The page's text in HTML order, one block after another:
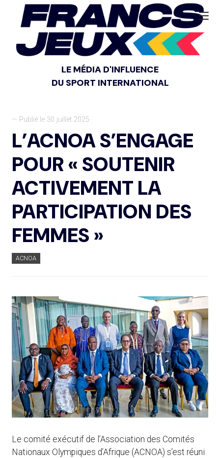
LE MÉDIA D'INFLUENCE
DU SPORT INTERNATIONAL
— Publié le 30 juillet 2025
L’ACNOA S’ENGAGE
POUR « SOUTENIR
ACTIVEMENT LA
PARTICIPATION DES
FEMMES »
ACNOA
Le comité exécutif de l’Association des Comités
Nationaux Olympiques d’Afrique (ACNOA) s’est réuni